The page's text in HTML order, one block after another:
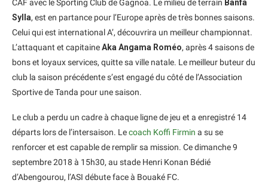
CAF avec le Sporting Club de Gagnoa. Le milieu de terrain Banfa
Sylla, est en partance pour l’Europe après de très bonnes saisons.
Celui qui est international A’, découvrira un meilleur championnat.
L’attaquant et capitaineAka Angama Roméo, après 4 saisons de
bons et loyaux services, quitte sa ville natale. Le meilleur buteur du
club la saison précédente s’est engagé du côté de l’Association
Sportive de Tanda pour une saison.
Le club a perdu un cadre à chaque ligne de jeu et a enregistré 14
départs lors de l’intersaison. Lecoach Koffi Firmin a su se
renforcer et est capable de remplir sa mission. Ce dimanche 9
septembre 2018 à 15h30, au stade Henri Konan Bédié
d’Abengourou, l’ASI débute face à Bouaké FC.